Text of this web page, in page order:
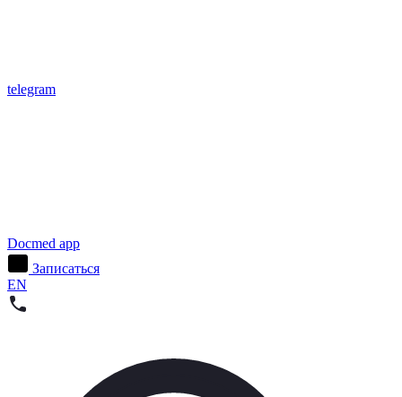
telegram
Docmed app
Записаться
EN